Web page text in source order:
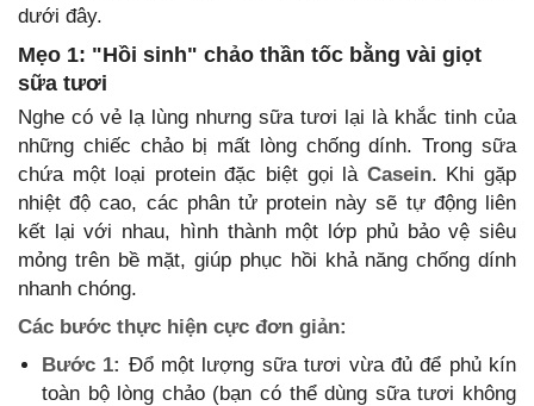
dưới đây.
Mẹo 1: "Hồi sinh" chảo thần tốc bằng vài giọt
sữa tươi
Nghe có vẻ lạ lùng nhưng sữa tươi lại là khắc tinh của
những chiếc chảo bị mất lòng chống dính. Trong sữa
chứa một loại protein đặc biệt gọi là Casein. Khi gặp
nhiệt độ cao, các phân tử protein này sẽ tự động liên
kết lại với nhau, hình thành một lớp phủ bảo vệ siêu
mỏng trên bề mặt, giúp phục hồi khả năng chống dính
nhanh chóng.
Các bước thực hiện cực đơn giản:
Bước 1: Đổ một lượng sữa tươi vừa đủ để phủ kín
toàn bộ lòng chảo (bạn có thể dùng sữa tươi không